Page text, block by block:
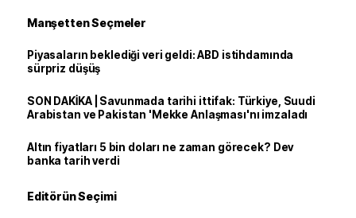
Manşetten Seçmeler
Piyasaların beklediği veri geldi: ABD istihdamında
sürpriz düşüş
SON DAKİKA | Savunmada tarihi ittifak: Türkiye, Suudi
Arabistan ve Pakistan 'Mekke Anlaşması'nı imzaladı
Altın fiyatları 5 bin doları ne zaman görecek? Dev
banka tarih verdi
Editörün Seçimi